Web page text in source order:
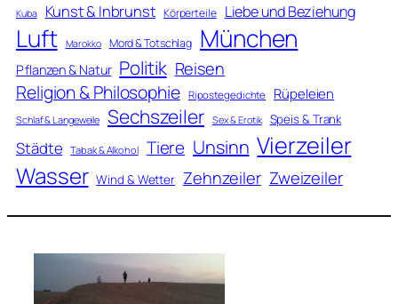
Kuba Kunst & Inbrunst Körperteile Liebe und Beziehung
Luft Marokko Mord & Totschlag München
Pflanzen & Natur Politik Reisen
Religion & Philosophie Ripostegedichte Rüpeleien
Schlaf & Langeweile Sechszeiler Sex & Erotik Speis & Trank
Städte Tabak & Alkohol Tiere Unsinn Vierzeiler
Wasser Wind & Wetter Zehnzeiler Zweizeiler